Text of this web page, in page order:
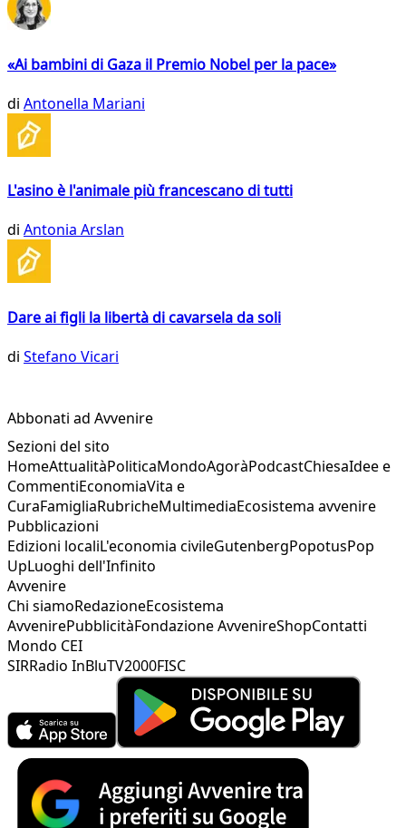
«Ai bambini di Gaza il Premio Nobel per la pace»
di Antonella Mariani
L'asino è l'animale più francescano di tutti
di Antonia Arslan
Dare ai figli la libertà di cavarsela da soli
di Stefano Vicari
Abbonati ad Avvenire
Sezioni del sito
HomeAttualitàPoliticaMondoAgoràPodcastChiesaIdee e
CommentiEconomiaVita e
CuraFamigliaRubricheMultimediaEcosistema avvenire
Pubblicazioni
Edizioni localiL'economia civileGutenbergPopotusPop
UpLuoghi dell'Infinito
Avvenire
Chi siamoRedazioneEcosistema
AvvenirePubblicitàFondazione AvvenireShopContatti
Mondo CEI
SIRRadio InBluTV2000FISC